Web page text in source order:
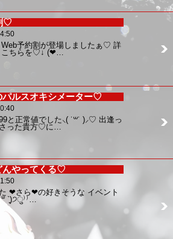
♡
Web予約割が登場しましたぁ♡ 詳
こちらを♡↓ (❤…
パルスオキシメーター♡
と正常値でした⸜( ˙꒳˙ )⸝♡ 出逢っ
った貴方♡に…
んやってくる♡
❤︎さら❤︎の好きそうな イベント
`͈)੭ु⁾⁾…